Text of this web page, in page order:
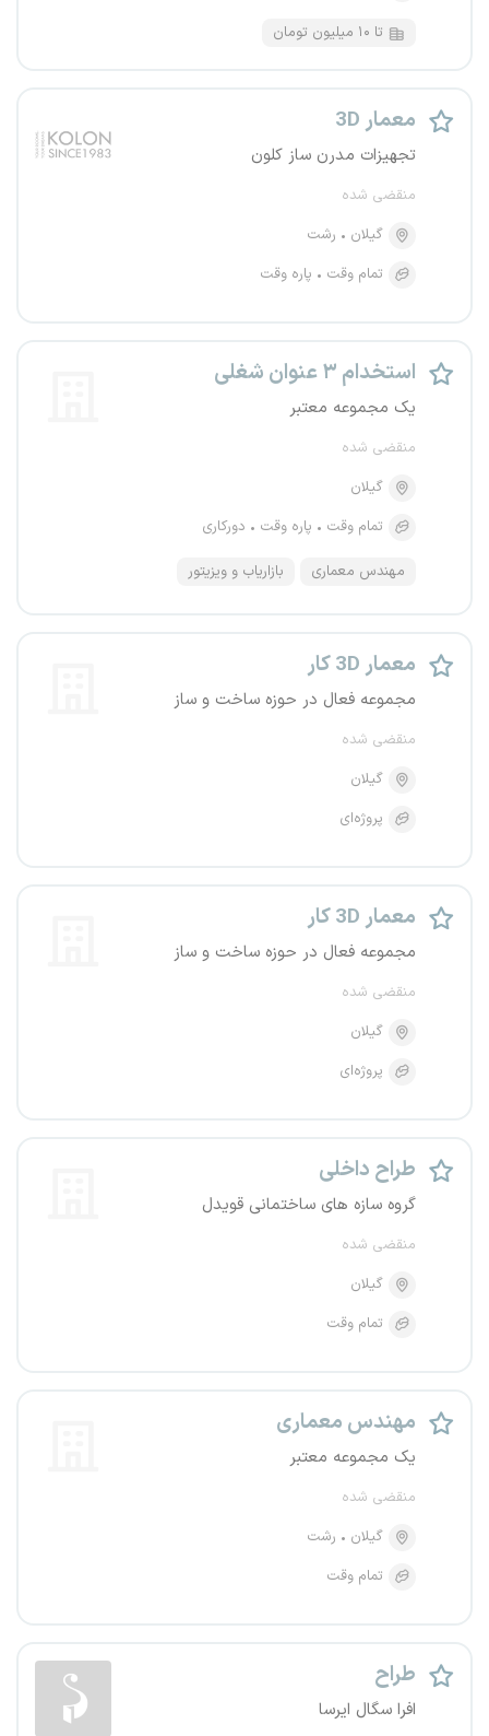
تا ۱۰ میلیون تومان
معمار 3D
تجهیزات مدرن ساز کلون
منقضی شده
گیلان
رشت
تمام وقت
پاره وقت
استخدام ۳ عنوان شغلی
یک مجموعه معتبر
منقضی شده
گیلان
تمام وقت
پاره وقت دورکاری
مهندس معماری بازاریاب و ویزیتور
معمار 3D کار
مجموعه فعال در حوزه ساخت و ساز
منقضی شده
گیلان
پروژه‌ای
معمار 3D کار
مجموعه فعال در حوزه ساخت و ساز
منقضی شده
گیلان
پروژه‌ای
طراح داخلی
گروه سازه های ساختمانی قویدل
منقضی شده
گیلان
تمام وقت
مهندس معماری
یک مجموعه معتبر
منقضی شده
گیلان
رشت
تمام وقت
طراح
افرا سگال ایرسا